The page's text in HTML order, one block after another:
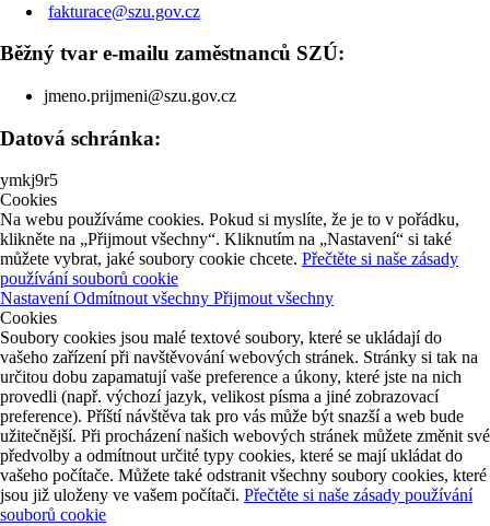
fakturace@szu.gov.cz
Běžný tvar e-mailu zaměstnanců SZÚ:
jmeno.prijmeni@szu.gov.cz
Datová schránka:
ymkj9r5
Cookies
Na webu používáme cookies. Pokud si myslíte, že je to v pořádku,
klikněte na „Přijmout všechny“. Kliknutím na „Nastavení“ si také
můžete vybrat, jaké soubory cookie chcete. Přečtěte si naše zásady
používání souborů cookie
Nastavení Odmítnout všechny Přijmout všechny
Cookies
Soubory cookies jsou malé textové soubory, které se ukládají do
vašeho zařízení při navštěvování webových stránek. Stránky si tak na
určitou dobu zapamatují vaše preference a úkony, které jste na nich
provedli (např. výchozí jazyk, velikost písma a jiné zobrazovací
preference). Příští návštěva tak pro vás může být snazší a web bude
užitečnější. Při procházení našich webových stránek můžete změnit své
předvolby a odmítnout určité typy cookies, které se mají ukládat do
vašeho počítače. Můžete také odstranit všechny soubory cookies, které
jsou již uloženy ve vašem počítači. Přečtěte si naše zásady používání
souborů cookie